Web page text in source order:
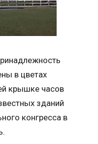
в цветах
крышке часов
зданий
конгресса в